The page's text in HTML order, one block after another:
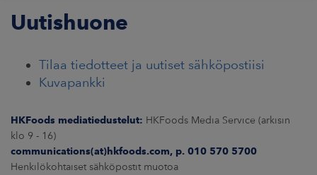
MEISTÄ
Uutishuone
Tilaa tiedotteet ja uutiset sähköpostiisi
Kuvapankki
HKFoods mediatiedustelut: HKFoods Media Service (arkisin
klo 9 - 16)
communications(at)hkfoods.com, p. 010 570 5700
Henkilökohtaiset sähköpostit muotoa